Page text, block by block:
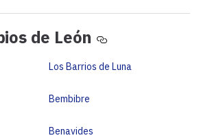
de León Otros
de
Los Barrios de Luna
Bembibre
Benavides